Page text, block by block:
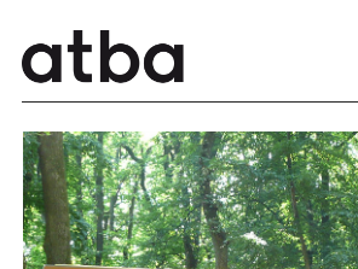
blue
film
सौतेली
को
पटाकर
खूब